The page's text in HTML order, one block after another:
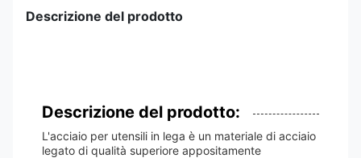
Descrizione del prodotto
Descrizione del prodotto:
L'acciaio per utensili in lega è un materiale di acciaio
legato di qualità superiore appositamente